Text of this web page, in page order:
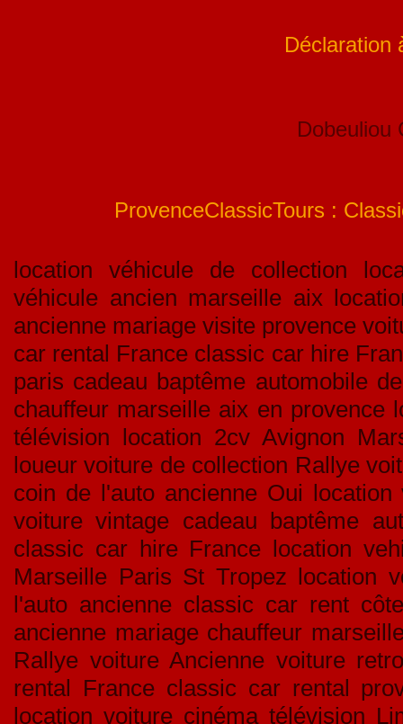
Déclaration
Dobeuliou
ProvenceClassicTours :
location véhicule de collection
véhicule ancien marseille aix
ancienne mariage visite provence
car rental France classic car hire
paris cadeau baptême automobile
chauffeur marseille aix en provence
télévision location 2cv Avignon
loueur voiture de collection Rallye
coin de l'auto ancienne Oui
voiture vintage cadeau baptême
classic car hire France location
Marseille Paris St Tropez location
l'auto ancienne classic car rent
ancienne mariage chauffeur
Rallye voiture Ancienne voiture
rental France classic car rental
location voiture cinéma télévision